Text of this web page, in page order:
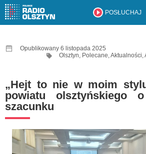
POSŁUCHAJ
Opublikowany 6 listopada 2025
Olsztyn, Polecane,Aktualności,
„Hejt to nie w moim
powiatu olsztyńskiego
szacunku